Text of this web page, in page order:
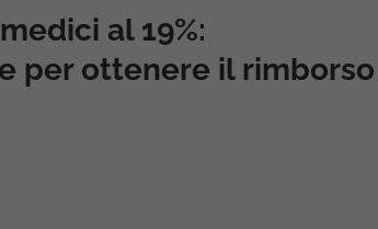
al 19%:
per ottenere il rimborso